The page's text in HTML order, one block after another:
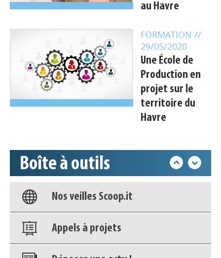
au Havre
FORMATION //
29/05/2020
Une École de
Production en
projet sur le
territoire du
Havre
Boîte à outils
Appels à projets
Déposer une actu !
Base documentaire
Nos veilles Scoop.it
Appels à projets